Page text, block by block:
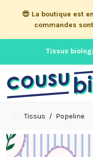
😎 La boutique est
commandes
Tissus
Tissus Popeline